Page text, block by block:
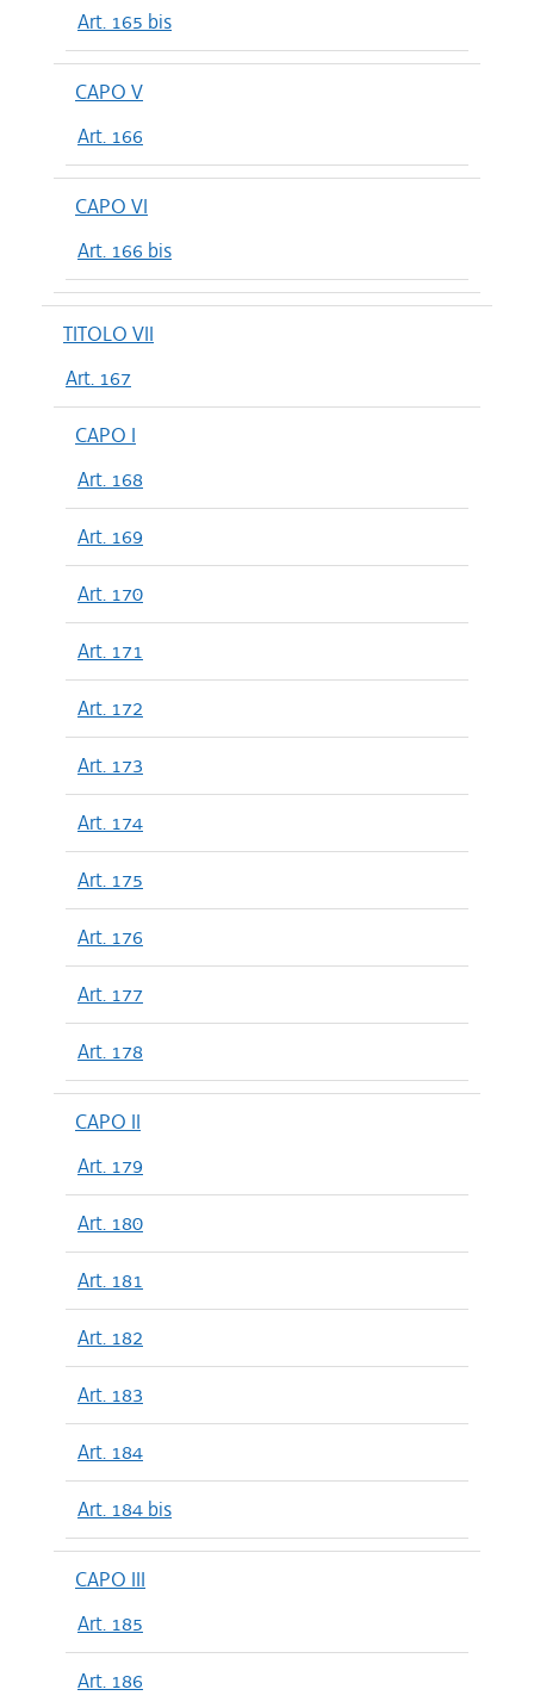
Art. 165 bis
CAPO V
Art. 166
CAPO VI
Art. 166 bis
TITOLO VII
Art. 167
CAPO I
Art. 168
Art. 169
Art. 170
Art. 171
Art. 172
Art. 173
Art. 174
Art. 175
Art. 176
Art. 177
Art. 178
CAPO II
Art. 179
Art. 180
Art. 181
Art. 182
Art. 183
Art. 184
Art. 184 bis
CAPO III
Art. 185
Art. 186